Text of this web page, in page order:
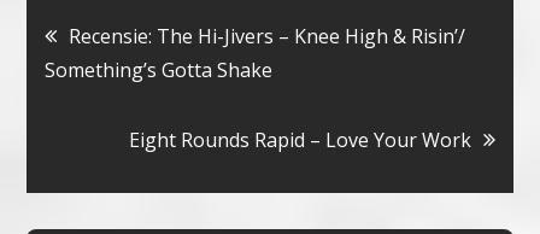
Bericht
navigatie
Recensie: The Hi-Jivers – Knee High & Risin’/
Something’s Gotta Shake
Eight Rounds Rapid – Love Your Work